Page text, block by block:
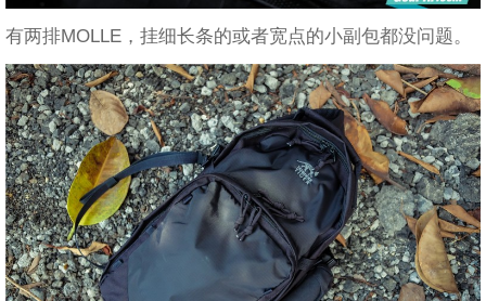
有两排MOLLE，挂细长条的或者宽点的小副包都没问题。